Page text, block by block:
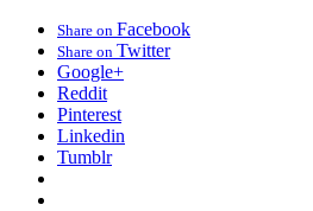
Share on Facebook
Share on Twitter
Google+
Reddit
Pinterest
Linkedin
Tumblr